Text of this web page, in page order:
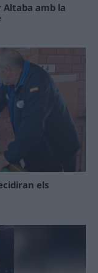
Altaba amb la
els